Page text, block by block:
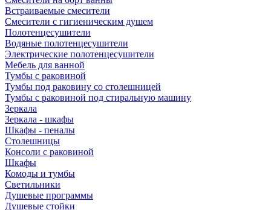
Встраиваемые смесители
Смесители с гигиеническим душем
Полотенцесушители
Водяные полотенцесушители
Электрические полотенцесушители
Мебель для ванной
Тумбы с раковиной
Тумбы под раковину со столешницей
Тумбы с раковиной под стиральную машину
Зеркала
Зеркала - шкафы
Шкафы - пеналы
Столешницы
Консоли с раковиной
Шкафы
Комоды и тумбы
Светильники
Душевые программы
Душевые стойки